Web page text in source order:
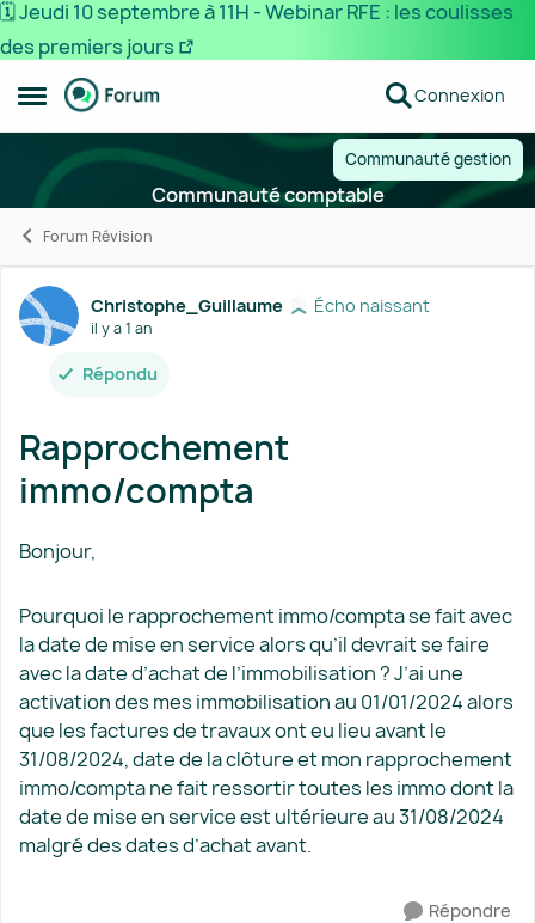
🗓️ Jeudi 10 septembre à 11H - Webinar RFE : les coulisses
des premiers jours
Ouvrir Menu Latéral
Passer au contenu Connexion
Communauté gestion
Communauté comptable
Forum Révision
Forum Discussion
Christophe_Guillaume Écho naissant
il y a 1 an
Répondu
Rapprochement
immo/compta
Bonjour,
Pourquoi le rapprochement immo/compta se fait avec
la date de mise en service alors qu’il devrait se faire
avec la date d’achat de l’immobilisation ? J’ai une
activation des mes immobilisation au 01/01/2024 alors
que les factures de travaux ont eu lieu avant le
31/08/2024, date de la clôture et mon rapprochement
immo/compta ne fait ressortir toutes les immo dont la
date de mise en service est ultérieure au 31/08/2024
malgré des dates d’achat avant.
Répondre